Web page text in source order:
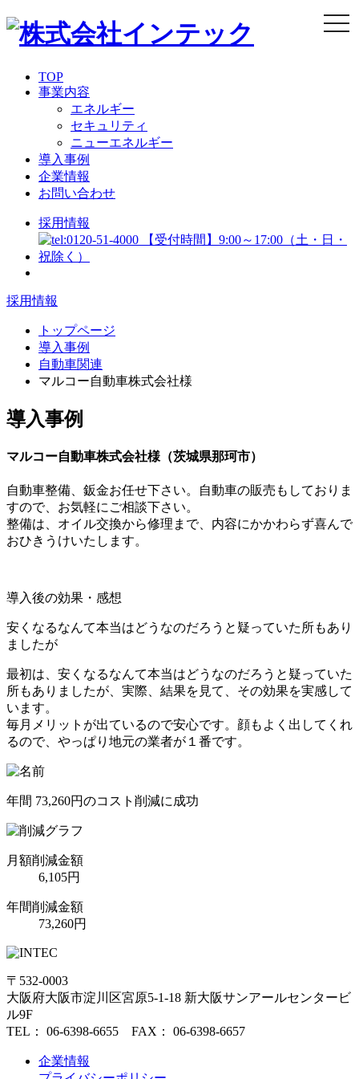
TOP
事業内容
エネルギー
セキュリティ
ニューエネルギー
導入事例
企業情報
お問い合わせ
採用情報
採用情報
トップページ
導入事例
自動車関連
マルコー自動車株式会社様
導入事例
マルコー自動車株式会社様（茨城県那珂市）
自動車整備、鈑金お任せ下さい。自動車の販売もしておりま
すので、お気軽にご相談下さい。
整備は、オイル交換から修理まで、内容にかかわらず喜んで
おひきうけいたします。
導入後の効果・感想
安くなるなんて本当はどうなのだろうと疑っていた所もあり
ましたが
最初は、安くなるなんて本当はどうなのだろうと疑っていた
所もありましたが、実際、結果を見て、その効果を実感して
います。
毎月メリットが出ているので安心です。顔もよく出してくれ
るので、やっぱり地元の業者が１番です。
年間 73,260円のコスト削減に成功
月額削減金額
6,105円
年間削減金額
73,260円
〒532-0003
大阪府大阪市淀川区宮原5-1-18 新大阪サンアールセンタービ
ル9F
TEL： 06-6398-6655 FAX： 06-6398-6657
企業情報